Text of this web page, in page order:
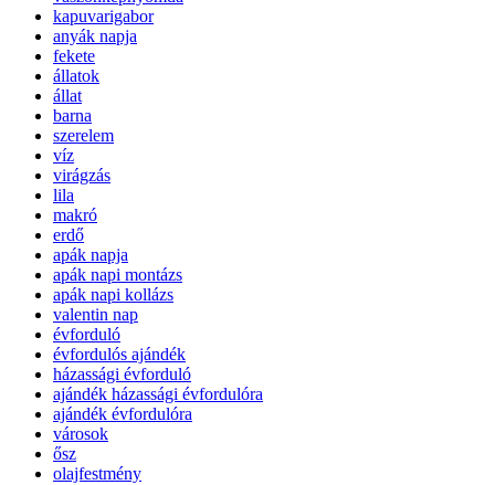
kapuvarigabor
anyák napja
fekete
állatok
állat
barna
szerelem
víz
virágzás
lila
makró
erdő
apák napja
apák napi montázs
apák napi kollázs
valentin nap
évforduló
évfordulós ajándék
házassági évforduló
ajándék házassági évfordulóra
ajándék évfordulóra
városok
ősz
olajfestmény